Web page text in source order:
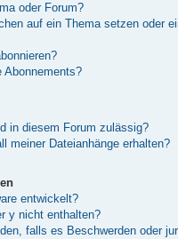
oder Forum?
auf ein Thema setzen oder
Abonnements?
in diesem Forum zulässig?
meiner Dateianhänge erhalten?
entwickelt?
y nicht enthalten?
falls es Beschwerden oder